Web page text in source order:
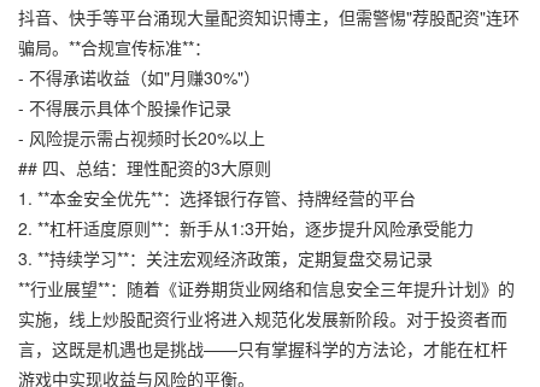
抖音、快手等平台涌现大量配资知识博主，但需警惕"荐股配资"连环
骗局。**合规宣传标准**：
- 不得承诺收益（如"月赚30%"）
- 不得展示具体个股操作记录
- 风险提示需占视频时长20%以上
## 四、总结：理性配资的3大原则
1. **本金安全优先**：选择银行存管、持牌经营的平台
2. **杠杆适度原则**：新手从1:3开始，逐步提升风险承受能力
3. **持续学习**：关注宏观经济政策，定期复盘交易记录
**行业展望**：随着《证券期货业网络和信息安全三年提升计划》的
实施，线上炒股配资行业将进入规范化发展新阶段。对于投资者而
言，这既是机遇也是挑战——只有掌握科学的方法论，才能在杠杆
游戏中实现收益与风险的平衡。